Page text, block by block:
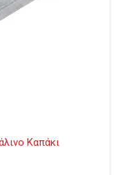
Καπάκι